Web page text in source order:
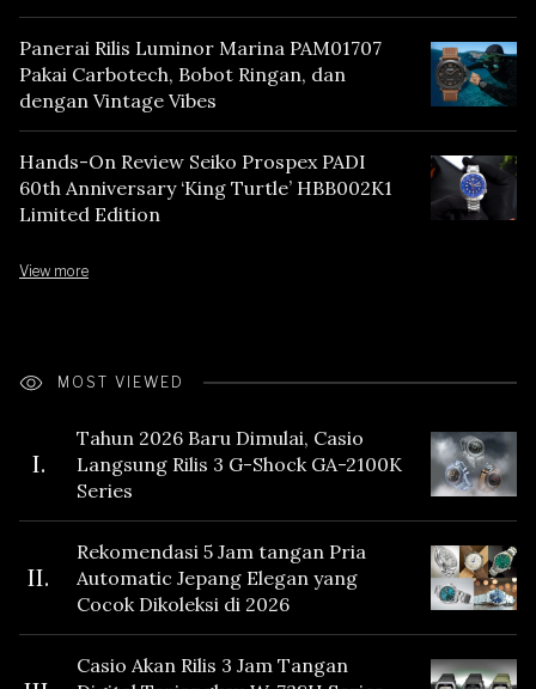
Panerai Rilis Luminor Marina PAM01707
Pakai Carbotech, Bobot Ringan, dan
dengan Vintage Vibes
Hands-On Review Seiko Prospex PADI
60th Anniversary ‘King Turtle’ HBB002K1
Limited Edition
View more
MOST VIEWED
I.
Tahun 2026 Baru Dimulai, Casio
Langsung Rilis 3 G-Shock GA-2100K
Series
II.
Rekomendasi 5 Jam tangan Pria
Automatic Jepang Elegan yang
Cocok Dikoleksi di 2026
Casio Akan Rilis 3 Jam Tangan